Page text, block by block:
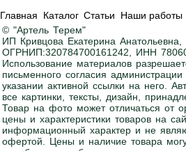
Главная Каталог Статьи Наши работы
© "Артель Терем"
ИП Кривцова Екатерина Анатольевна,
ОГРНИП:320784700161242, ИНН
Использование материалов
письменного согласия
указании активной ссылки на него.
все картинки, тексты, дизайн,
Товар на фото может отличаться от
цены и характеристики товаров на
информационный характер и не
офертой. Цены и наличие товара